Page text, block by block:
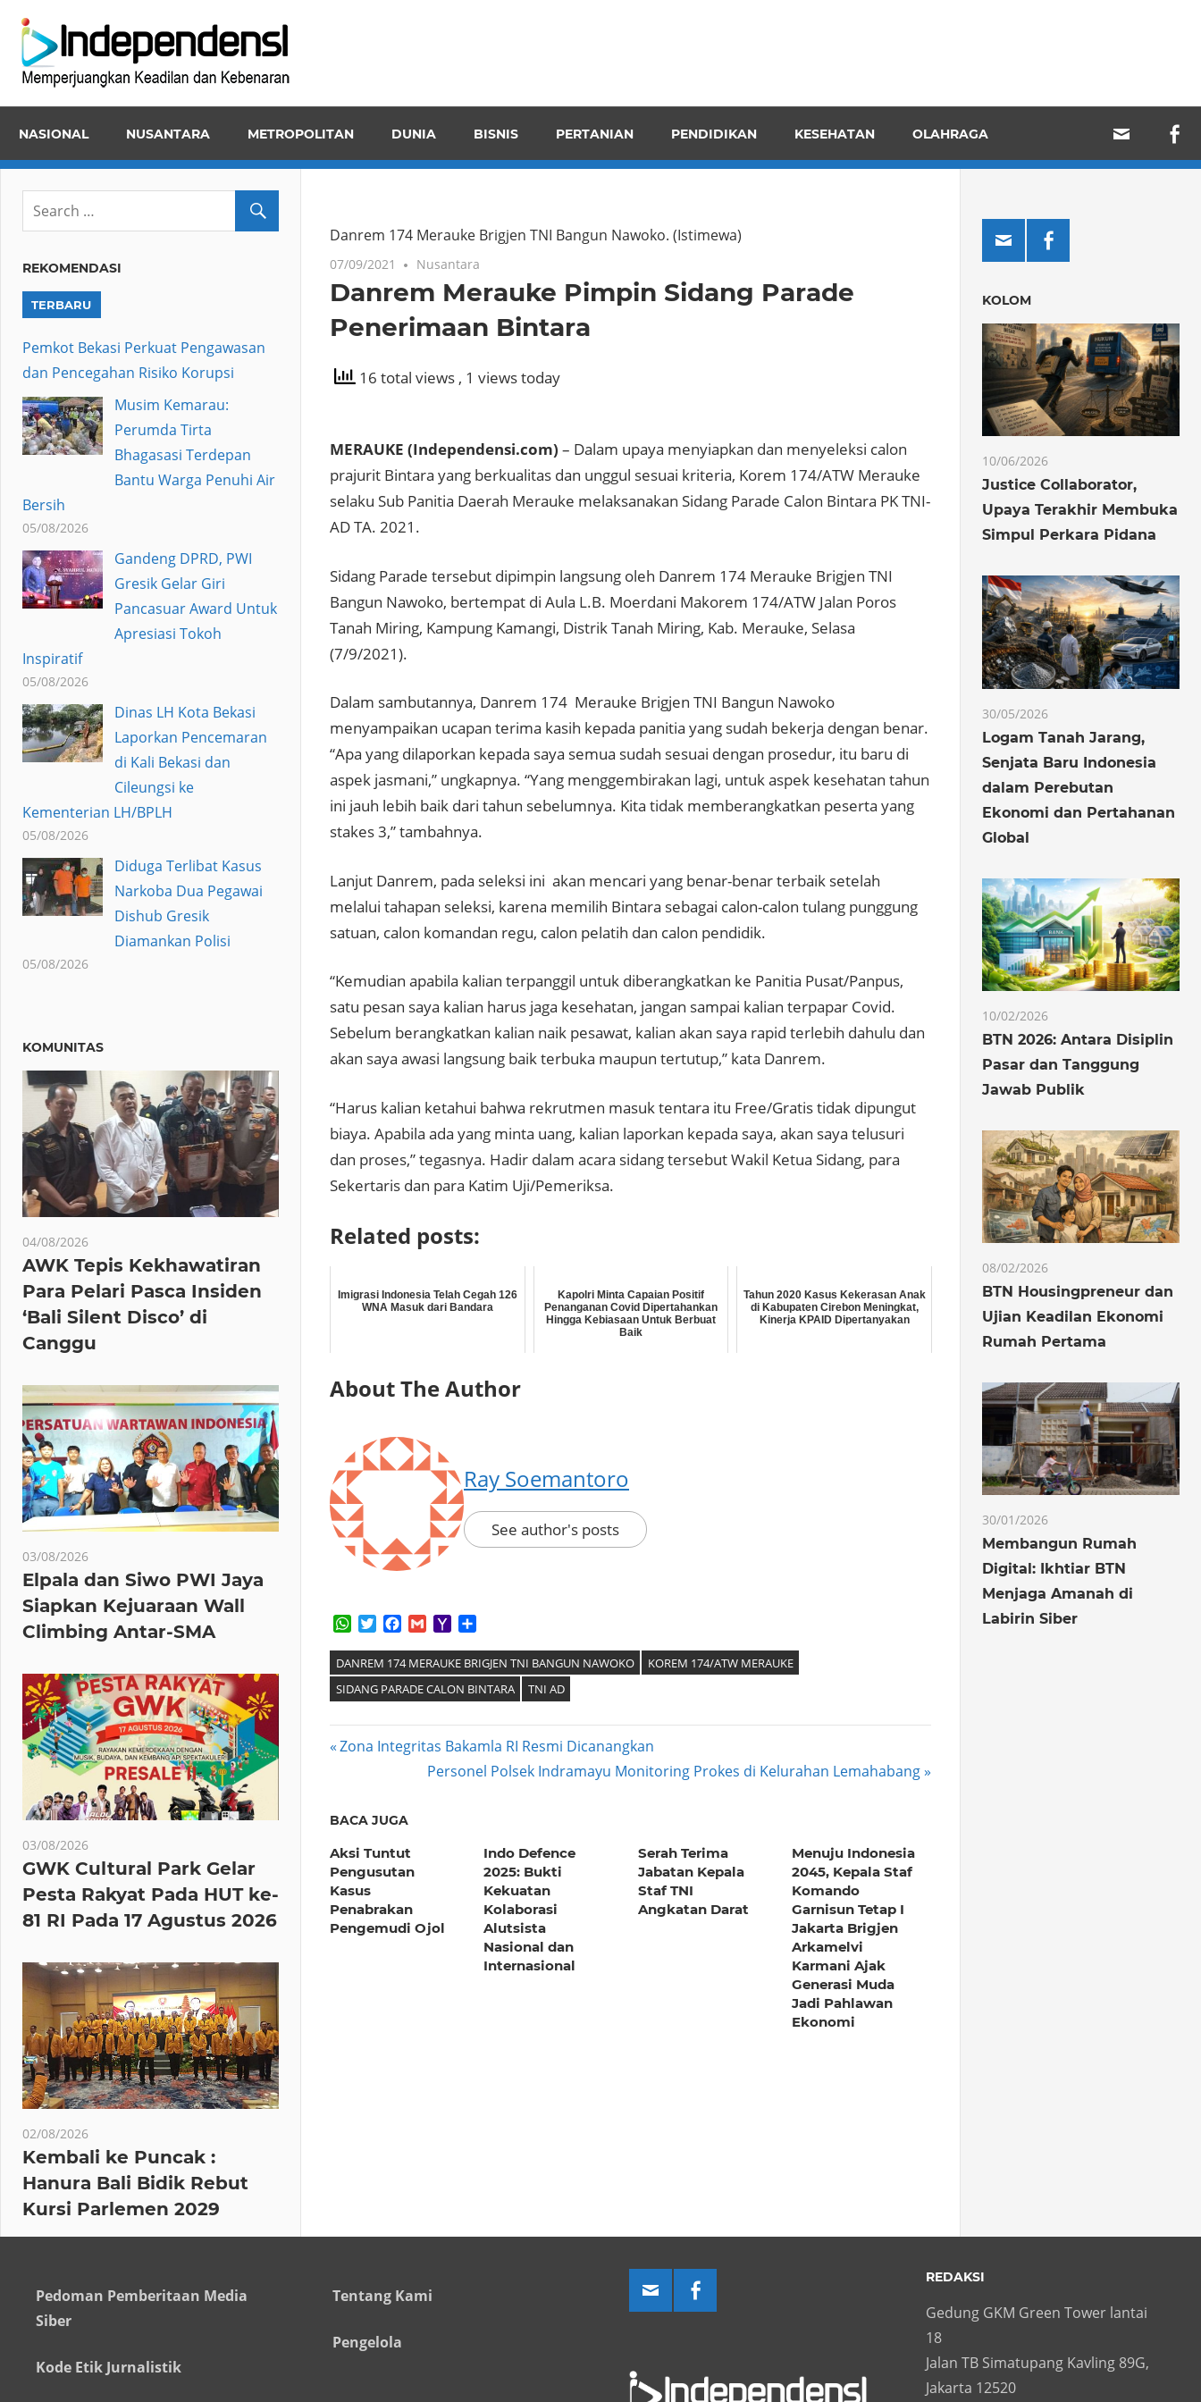
content
dan
NASIONAL NUSANTARA METROPOLITAN DUNIA BISNIS PERTANIAN PENDIDIKAN KESEHATAN OLAHRAGA
Danrem 174 Merauke Brigjen TNI Bangun Nawoko. (Istimewa)
07/09/2021 Nusantara
Danrem Merauke Pimpin Sidang Parade
Penerimaan Bintara
16 total views , 1 views today
MERAUKE (Independensi.com) – Dalam upaya menyiapkan dan menyeleksi calon
prajurit Bintara yang berkualitas dan unggul sesuai kriteria, Korem 174/ATW Merauke
selaku Sub Panitia Daerah Merauke melaksanakan Sidang Parade Calon Bintara PK TNI-
AD TA. 2021.
Sidang Parade tersebut dipimpin langsung oleh Danrem 174 Merauke Brigjen TNI
Bangun Nawoko, bertempat di Aula L.B. Moerdani Makorem 174/ATW Jalan Poros
Tanah Miring, Kampung Kamangi, Distrik Tanah Miring, Kab. Merauke, Selasa
(7/9/2021).
Dalam sambutannya, Danrem 174 Merauke Brigjen TNI Bangun Nawoko
menyampaikan ucapan terima kasih kepada panitia yang sudah bekerja dengan benar.
“Apa yang dilaporkan kepada saya semua sudah sesuai dengan prosedur, itu baru di
aspek jasmani,” ungkapnya. “Yang menggembirakan lagi, untuk aspek kesehatan tahun
ini jauh lebih baik dari tahun sebelumnya. Kita tidak memberangkatkan peserta yang
stakes 3,” tambahnya.
Lanjut Danrem, pada seleksi ini akan mencari yang benar-benar terbaik setelah
melalui tahapan seleksi, karena memilih Bintara sebagai calon-calon tulang punggung
satuan, calon komandan regu, calon pelatih dan calon pendidik.
“Kemudian apabila kalian terpanggil untuk diberangkatkan ke Panitia Pusat/Panpus,
satu pesan saya kalian harus jaga kesehatan, jangan sampai kalian terpapar Covid.
Sebelum berangkatkan kalian naik pesawat, kalian akan saya rapid terlebih dahulu dan
akan saya awasi langsung baik terbuka maupun tertutup,” kata Danrem.
“Harus kalian ketahui bahwa rekrutmen masuk tentara itu Free/Gratis tidak dipungut
biaya. Apabila ada yang minta uang, kalian laporkan kepada saya, akan saya telusuri
dan proses,” tegasnya. Hadir dalam acara sidang tersebut Wakil Ketua Sidang, para
Sekertaris dan para Katim Uji/Pemeriksa.
Related posts:
Imigrasi Indonesia Telah Cegah 126
WNA Masuk dari Bandara
Kapolri Minta Capaian Positif
Penanganan Covid Dipertahankan
Hingga Kebiasaan Untuk Berbuat
Baik
Tahun 2020 Kasus Kekerasan Anak
di Kabupaten Cirebon Meningkat,
Kinerja KPAID Dipertanyakan
About The Author
Ray Soemantoro
See author's posts
WhatsApp
TwitterFacebook
GmailYahoo
DANREM 174 MERAUKE BRIGJEN TNI BANGUN NAWOKO
KOREM 174/ATW MERAUKE
SIDANG PARADE CALON BINTARA
TNI AD
Post
navigation
Previous
Zona Integritas Bakamla RI Resmi Dicanangkan
Next
Personel Polsek Indramayu Monitoring Prokes di Kelurahan Lemahabang
BACA JUGA
Aksi Tuntut
Pengusutan
Kasus
Penabrakan
Pengemudi Ojol
Indo Defence
2025: Bukti
Kekuatan
Kolaborasi
Alutsista
Nasional dan
Internasional
Serah Terima
Jabatan Kepala
Staf TNI
Angkatan Darat
Menuju Indonesia
2045, Kepala Staf
Komando
Garnisun Tetap I
Jakarta Brigjen
Arkamelvi
Karmani Ajak
Generasi Muda
Jadi Pahlawan
Ekonomi
REKOMENDASI
TERBARU
Pemkot Bekasi Perkuat Pengawasan
dan Pencegahan Risiko Korupsi
Musim Kemarau:
Perumda Tirta
Bhagasasi Terdepan
Bantu Warga Penuhi Air
Bersih
05/08/2026
Gandeng DPRD, PWI
Gresik Gelar Giri
Pancasuar Award Untuk
Apresiasi Tokoh
Inspiratif
05/08/2026
Dinas LH Kota Bekasi
Laporkan Pencemaran
di Kali Bekasi dan
Cileungsi ke
Kementerian LH/BPLH
05/08/2026
Diduga Terlibat Kasus
Narkoba Dua Pegawai
Dishub Gresik
Diamankan Polisi
05/08/2026
KOMUNITAS
04/08/2026
AWK Tepis Kekhawatiran
Para Pelari Pasca Insiden
‘Bali Silent Disco’ di
Canggu
03/08/2026
Elpala dan Siwo PWI Jaya
Siapkan Kejuaraan Wall
Climbing Antar-SMA
03/08/2026
GWK Cultural Park Gelar
Pesta Rakyat Pada HUT ke-
81 RI Pada 17 Agustus 2026
02/08/2026
Kembali ke Puncak :
Hanura Bali Bidik Rebut
Kursi Parlemen 2029
KOLOM
10/06/2026
Justice Collaborator,
Upaya Terakhir Membuka
Simpul Perkara Pidana
30/05/2026
Logam Tanah Jarang,
Senjata Baru Indonesia
dalam Perebutan
Ekonomi dan Pertahanan
Global
10/02/2026
BTN 2026: Antara Disiplin
Pasar dan Tanggung
Jawab Publik
08/02/2026
BTN Housingpreneur dan
Ujian Keadilan Ekonomi
Rumah Pertama
30/01/2026
Membangun Rumah
Digital: Ikhtiar BTN
Menjaga Amanah di
Labirin Siber
Pedoman Pemberitaan Media
Siber
Kode Etik Jurnalistik
Tentang Kami
Pengelola
REDAKSI
Gedung GKM Green Tower lantai
18
Jalan TB Simatupang Kavling 89G,
Jakarta 12520